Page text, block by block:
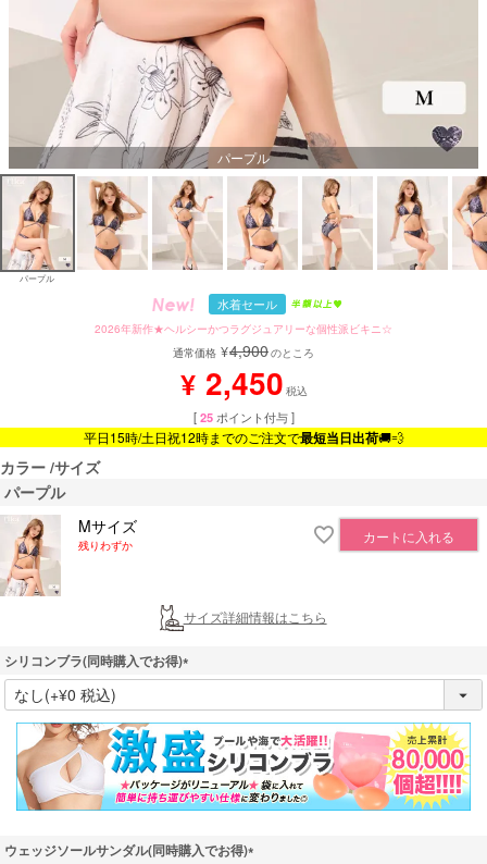
パープル
パープル
水着セール
2026年新作★ヘルシーかつラグジュアリーな個性派ビキニ☆
通常価格 ¥4,900のところ
¥ 2,450 税込
[ 25 ポイント付与 ]
平日15時/土日祝12時までのご注文で最短当日出荷🚚💨
カラー サイズ
パープル
Mサイズ
残りわずか
カートに入れる
サイズ詳細情報はこちら
シリコンブラ(同時購入でお得)
(
必
須
)
ウェッジソールサンダル(同時購入でお得)